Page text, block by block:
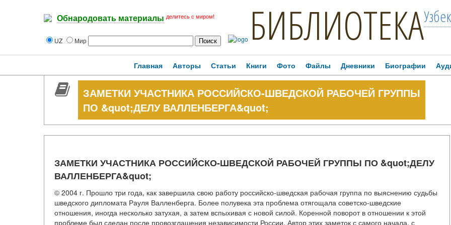
Обнародовать материалы делитесь с миром!
UZ Мир БИБЛИОТЕКА
Главная Авторы Статьи Книги Фото Файлы Дневники Биографии
ЗАМЕТКИ УЧАСТНИКА РОССИЙСКО-ШВЕДСКОЙ РАБОЧЕЙ ГРУППЫ
ПО &quot;ДЕЛУ ВАЛЛЕНБЕРГА&quot;
ЗАМЕТКИ УЧАСТНИКА РОССИЙСКО-ШВЕДСКОЙ РАБОЧЕЙ ГРУППЫ ПО &quot;ДЕЛУ
ВАЛЛЕНБЕРГА&quot;
© 2004 г. Прошло три года, как завершила свою работу российско-шведская рабочая группа по выяснению судьбы
шведского дипломата Рауля Валленберга. Более полувека эта проблема отягощала советско-шведские
отношения, иногда несколько затухая, а затем вспыхивая с новой силой. Коренной поворот в отношении к этой
проблеме был сделан после провозглашения независимости России. Автор этих заметок с самого начала, с